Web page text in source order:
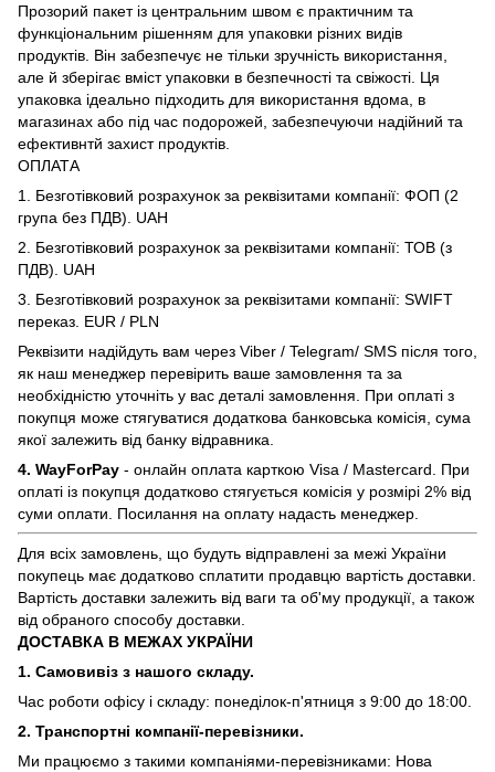
Прозорий пакет із центральним швом є практичним та
функціональним рішенням для упаковки різних видів
продуктів. Він забезпечує не тільки зручність використання,
але й зберігає вміст упаковки в безпечності та свіжості. Ця
упаковка ідеально підходить для використання вдома, в
магазинах або під час подорожей, забезпечуючи надійний та
ефективнтй захист продуктів.
ОПЛАТА
1. Безготівковий розрахунок за реквізитами компанії: ФОП (2
група без ПДВ). UAH
2. Безготівковий розрахунок за реквізитами компанії: ТОВ (з
ПДВ). UAH
3. Безготівковий розрахунок за реквізитами компанії: SWIFT
переказ. EUR / PLN
Реквізити надійдуть вам через Viber / Telegram/ SMS після того,
як наш менеджер перевірить ваше замовлення та за
необхідністю уточніть у вас деталі замовлення. При оплаті з
покупця може стягуватися додаткова банковська комісія, сума
якої залежить від банку відравника.
4. WayForPay - онлайн оплата карткою Visa / Mastercard. При
оплаті із покупця додатково стягується комісія у розмірі 2% від
суми оплати. Посилання на оплату надасть менеджер.
Для всіх замовлень, що будуть відправлені за межі України
покупець має додатково сплатити продавцю вартість доставки.
Вартість доставки залежить від ваги та об'му продукції, а також
від обраного способу доставки.
ДОСТАВКА В МЕЖАХ УКРАЇНИ
1. Самовивіз з нашого складу.
Час роботи офісу і складу: понеділок-п'ятниця з 9:00 до 18:00.
2. Транспортні компанії-перевізники.
Ми працюємо з такими компаніями-перевізниками: Нова